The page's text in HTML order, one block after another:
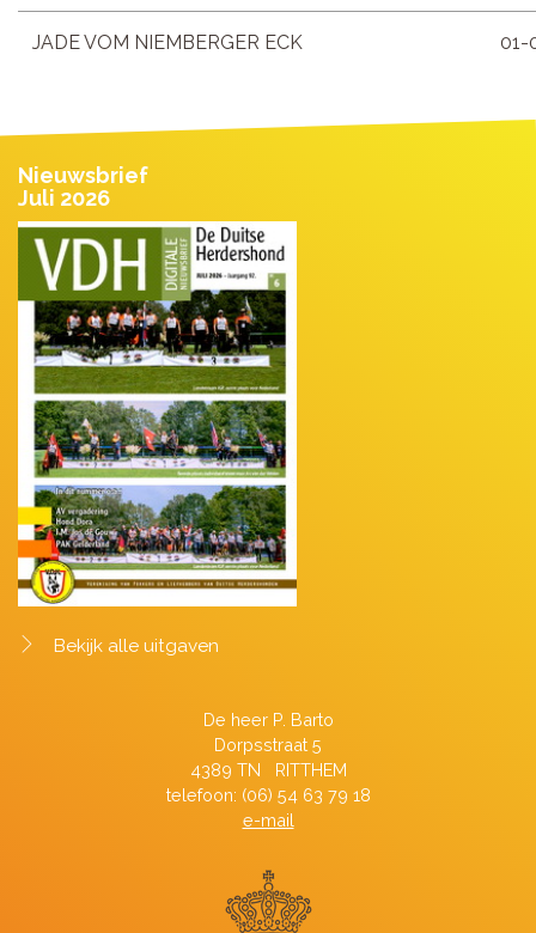
JADE VOM NIEMBERGER ECK 01-
Nieuwsbrief
Juli 2026
Bekijk alle uitgaven
De heer P. Barto
Dorpsstraat 5
4389 TN RITTHEM
telefoon: (06) 54 63 79 18
e-mail